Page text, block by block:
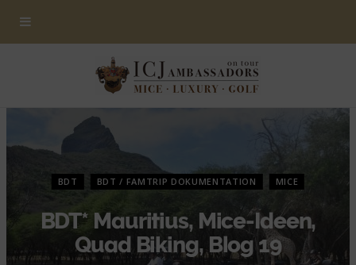
BDT BDT / FAMTRIP DOKUMENTATION MICE
BDT* Mauritius, Mice-Ideen,
Quad Biking, Blog 19